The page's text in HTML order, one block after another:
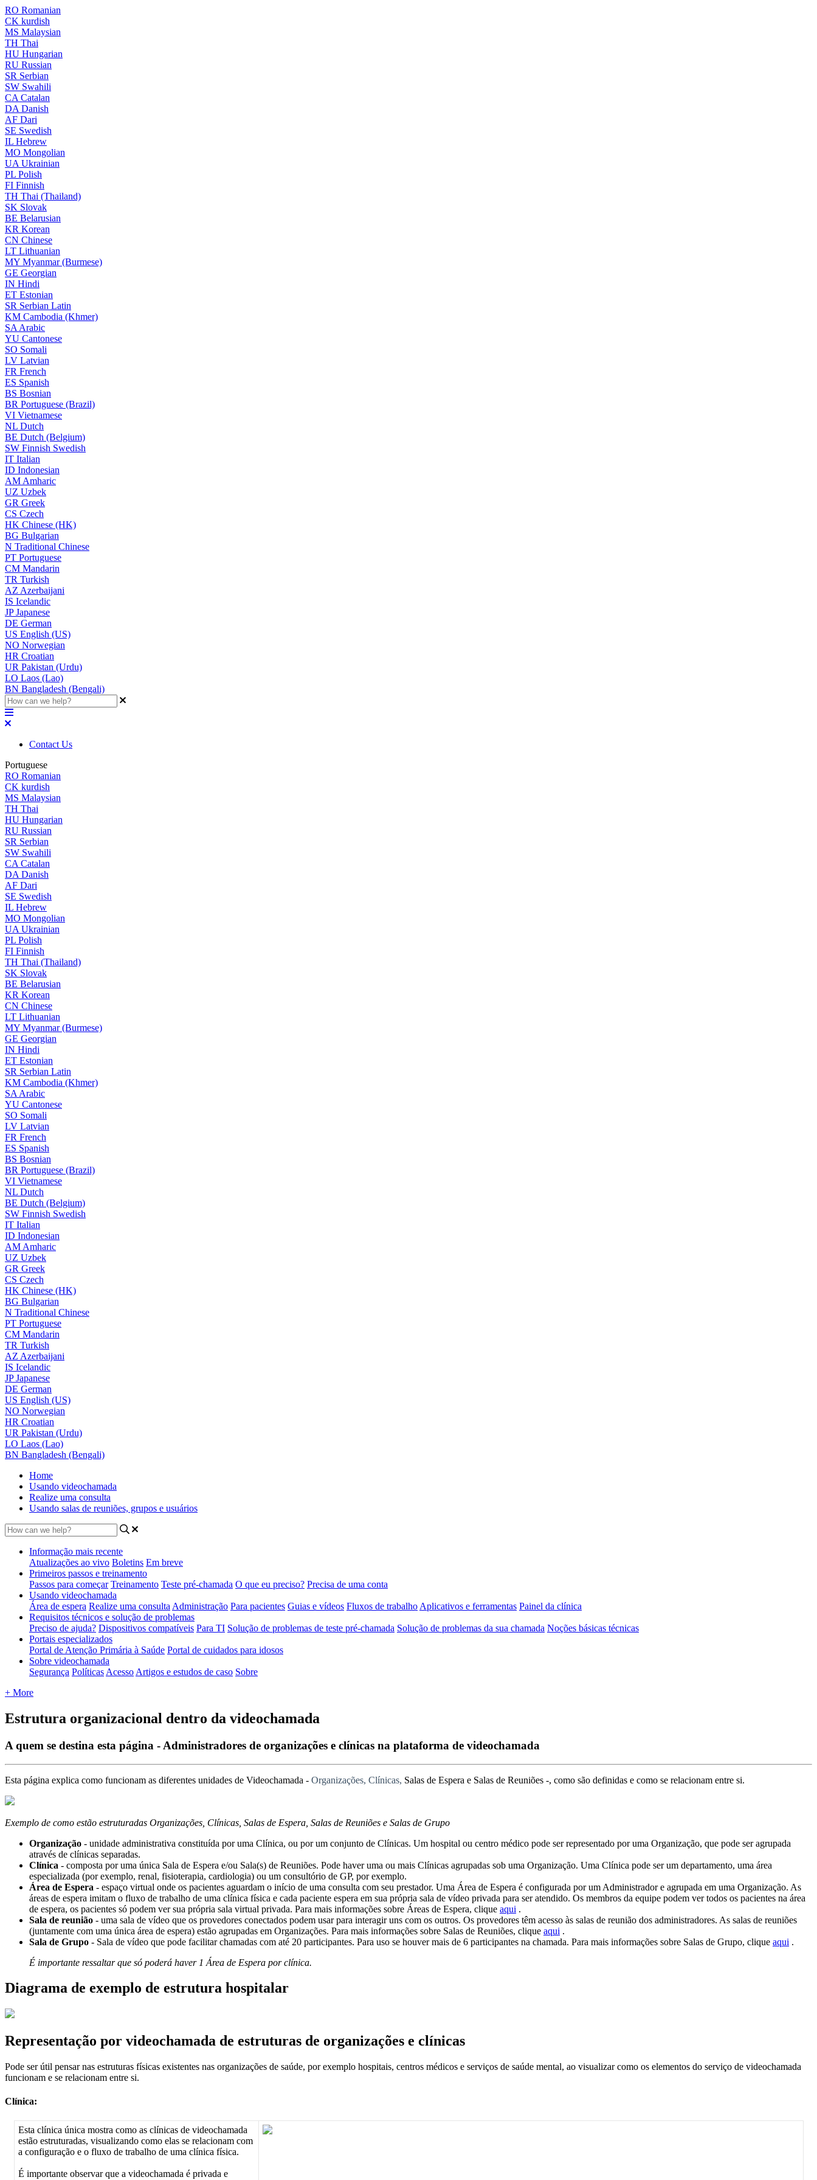
RO Romanian
CK kurdish
MS Malaysian
TH Thai
HU Hungarian
RU Russian
SR Serbian
SW Swahili
CA Catalan
DA Danish
AF Dari
SE Swedish
IL Hebrew
MO Mongolian
UA Ukrainian
PL Polish
FI Finnish
TH Thai (Thailand)
SK Slovak
BE Belarusian
KR Korean
CN Chinese
LT Lithuanian
MY Myanmar (Burmese)
GE Georgian
IN Hindi
ET Estonian
SR Serbian Latin
KM Cambodia (Khmer)
SA Arabic
YU Cantonese
SO Somali
LV Latvian
FR French
ES Spanish
BS Bosnian
BR Portuguese (Brazil)
VI Vietnamese
NL Dutch
BE Dutch (Belgium)
SW Finnish Swedish
IT Italian
ID Indonesian
AM Amharic
UZ Uzbek
GR Greek
CS Czech
HK Chinese (HK)
BG Bulgarian
N Traditional Chinese
PT Portuguese
CM Mandarin
TR Turkish
AZ Azerbaijani
IS Icelandic
JPJapanese
DE German
US English (US)
NO Norwegian
HR Croatian
UR Pakistan (Urdu)
LO Laos (Lao)
BN Bangladesh (Bengali)
Contact Us
Portuguese
RO Romanian
CK kurdish
MS Malaysian
TH Thai
HU Hungarian
RU Russian
SR Serbian
SW Swahili
CA Catalan
DA Danish
AF Dari
SE Swedish
IL Hebrew
MO Mongolian
UA Ukrainian
PL Polish
FI Finnish
TH Thai (Thailand)
SK Slovak
BE Belarusian
KR Korean
CN Chinese
LT Lithuanian
MY Myanmar (Burmese)
GE Georgian
IN Hindi
ET Estonian
SR Serbian Latin
KM Cambodia (Khmer)
SA Arabic
YU Cantonese
SO Somali
LV Latvian
FR French
ES Spanish
BS Bosnian
BR Portuguese (Brazil)
VI Vietnamese
NL Dutch
BE Dutch (Belgium)
SW Finnish Swedish
IT Italian
ID Indonesian
AM Amharic
UZ Uzbek
GR Greek
CS Czech
HK Chinese (HK)
BG Bulgarian
N Traditional Chinese
PT Portuguese
CM Mandarin
TR Turkish
AZ Azerbaijani
IS Icelandic
JPJapanese
DE German
US English (US)
NO Norwegian
HR Croatian
UR Pakistan (Urdu)
LO Laos (Lao)
BN Bangladesh (Bengali)
Home
Usando videochamada
Realize uma consulta
Usando salas de reuniões, grupos e usuários
Informação mais recente
Atualizações ao vivo Boletins Em breve
Primeiros passos e treinamento
Passos para começar Treinamento Teste pré-chamada O que eu preciso? Precisa de uma conta
Usando videochamada
Área de espera Realize uma consulta Administração Para pacientes Guias e vídeos Fluxos de trabalho Aplicativos e ferramentas Painel da clínica
Requisitos técnicos e solução de problemas
Preciso de ajuda? Dispositivos compatíveis Para TI Solução de problemas de teste pré-chamada Solução de problemas da sua chamada Noções básicas técnicas
Portais especializados
Portal de Atenção Primária à Saúde Portal de cuidados para idosos
Sobre videochamada
Segurança Políticas Acesso Artigos e estudos de caso Sobre
+ More
Estrutura organizacional dentro da videochamada
A quem se destina esta página - Administradores de organizações e clínicas na plataforma de videochamada
Esta página explica como funcionam as diferentes unidades de Videochamada - Organizações, Clínicas, Salas de Espera e Salas de Reuniões -, como são definidas e como se relacionam entre si.
Exemplo de como estão estruturadas Organizações Clínicas Salas de Espera Salas de Reuniões e Salas de Grupo
Organização - unidade administrativa constituída por uma Clínica, ou por um conjunto de Clínicas. Um hospital ou centro médico pode ser representado por uma Organização, que pode ser agrupada
através de clínicas separadas.
Clínica - composta por uma única Sala de Espera e/ou Sala(s) de Reuniões. Pode haver uma ou mais Clínicas agrupadas sob uma Organização. Uma Clínica pode ser um departamento, uma área
especializada (por exemplo, renal, fisioterapia, cardiologia) ou um consultório de GP, por exemplo.
Área de Espera - espaço virtual onde os pacientes aguardam o início de uma consulta com seu prestador. Uma Área de Espera é configurada por um Administrador e agrupada em uma Organização. As
áreas de espera imitam o fluxo de trabalho de uma clínica física e cada paciente espera em sua própria sala de vídeo privada para ser atendido. Os membros da equipe podem ver todos os pacientes na área
de espera, os pacientes só podem ver sua própria sala virtual privada. Para mais informações sobre Áreas de Espera, clique aqui .
Sala de reunião - uma sala de vídeo que os provedores conectados podem usar para interagir uns com os outros. Os provedores têm acesso às salas de reunião dos administradores. As salas de reuniões
(juntamente com uma única área de espera) estão agrupadas em Organizações. Para mais informações sobre Salas de Reuniões, clique aqui .
Sala de Grupo - Sala de vídeo que pode facilitar chamadas com até 20 participantes. Para uso se houver mais de 6 participantes na chamada. Para mais informações sobre Salas de Grupo, clique aqui .
É importante ressaltar que só poderá haver 1 Área de Espera por clínica.
Diagrama de exemplo de estrutura hospitalar
Representação por videochamada de estruturas de organizações e clínicas
Pode ser útil pensar nas estruturas físicas existentes nas organizações de saúde, por exemplo hospitais, centros médicos e serviços de saúde mental, ao visualizar como os elementos do serviço de videochamada
funcionam e se relacionam entre si.
Clínica:
Esta clínica única mostra como as clínicas de videochamada
estão estruturadas, visualizando como elas se relacionam com
a configuração e o fluxo de trabalho de uma clínica física.
É importante observar que a videochamada é privada e